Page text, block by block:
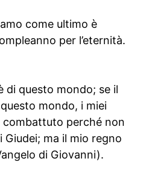
come ultimo è
per l’eternità.
di questo mondo; se il
mondo, i miei
perché non
ma il mio regno
di Giovanni).